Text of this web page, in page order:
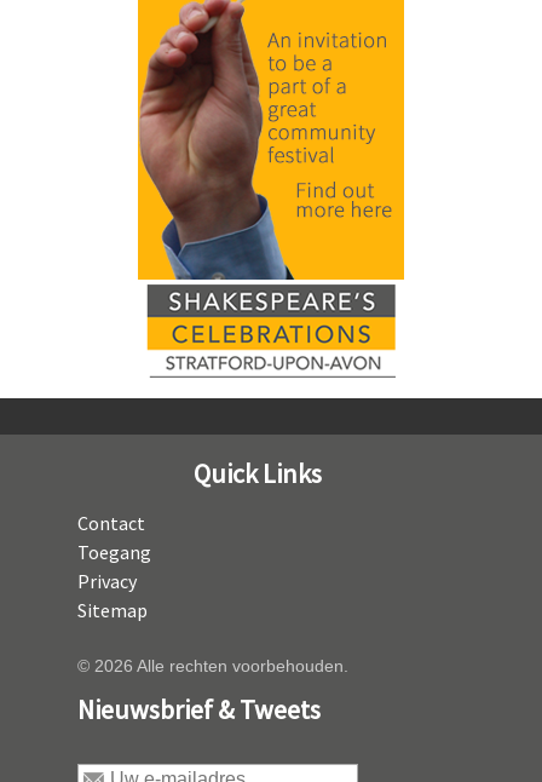
Quick Links
Contact
Toegang
Privacy
Sitemap
© 2026 Alle rechten voorbehouden.
Nieuwsbrief & Tweets